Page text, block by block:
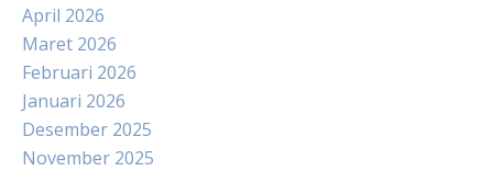
April 2026
Maret 2026
Februari 2026
Januari 2026
Desember 2025
November 2025